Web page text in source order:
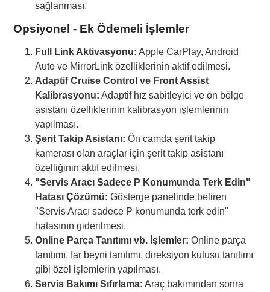
sağlanması.
Opsiyonel - Ek Ödemeli İşlemler
Full Link Aktivasyonu: Apple CarPlay, Android
Auto ve MirrorLink özelliklerinin aktif edilmesi.
Adaptif Cruise Control ve Front Assist
Kalibrasyonu: Adaptif hız sabitleyici ve ön bölge
asistanı özelliklerinin kalibrasyon işlemlerinin
yapılması.
Şerit Takip Asistanı: Ön camda şerit takip
kamerası olan araçlar için şerit takip asistanı
özelliğinin aktif edilmesi.
"Servis Aracı Sadece P Konumunda Terk Edin"
Hatası Çözümü: Gösterge panelinde beliren
"Servis Aracı sadece P konumunda terk edin"
hatasının giderilmesi.
Online Parça Tanıtımı vb. İşlemler: Online parça
tanıtımı, far beyni tanıtımı, direksiyon kutusu tanıtımı
gibi özel işlemlerin yapılması.
Servis Bakımı Sıfırlama: Araç bakımından sonra